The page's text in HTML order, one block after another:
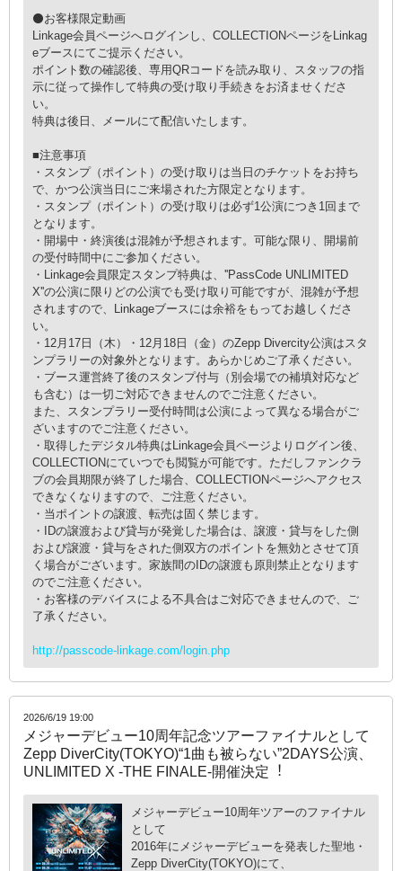
⚫お客様限定動画
Linkage会員ページへログインし、COLLECTIONページをLinkag
eブースにてご提示ください。
ポイント数の確認後、専用QRコードを読み取り、スタッフの指
示に従って操作して特典の受け取り手続きをお済ませくださ
い。
特典は後日、メールにて配信いたします。
■注意事項
・スタンプ（ポイント）の受け取りは当日のチケットをお持ち
で、かつ公演当日にご来場された方限定となります。
・スタンプ（ポイント）の受け取りは必ず1公演につき1回まで
となります。
・開場中・終演後は混雑が予想されます。可能な限り、開場前
の受付時間中にご参加ください。
・Linkage会員限定スタンプ特典は、''PassCode UNLIMITED
X''の公演に限りどの公演でも受け取り可能ですが、混雑が予想
されますので、Linkageブースには余裕をもってお越しくださ
い。
・12⽉17⽇（木）・12⽉18⽇（金）のZepp Divercity公演はスタ
ンプラリーの対象外となります。あらかじめご了承ください。
・ブース運営終了後のスタンプ付与（別会場での補填対応など
も含む）は一切ご対応できませんのでご注意ください。
また、スタンプラリー受付時間は公演によって異なる場合がご
ざいますのでご注意ください。
・取得したデジタル特典はLinkage会員ページよりログイン後、
COLLECTIONにていつでも閲覧が可能です。ただしファンクラ
ブの会員期限が終了した場合、COLLECTIONページへアクセス
できなくなりますので、ご注意ください。
・当ポイントの譲渡、転売は固く禁じます。
・IDの譲渡および貸与が発覚した場合は、譲渡・貸与をした側
および譲渡・貸与をされた側双方のポイントを無効とさせて頂
く場合がございます。家族間のIDの譲渡も原則禁止となります
のでご注意ください。
・お客様のデバイスによる不具合はご対応できませんので、ご
了承ください。
http://passcode-linkage.com/login.php
2026/6/19 19:00
メジャーデビュー10周年記念ツアーファイナルとして
Zepp DiverCity(TOKYO)“1曲も被らない”2DAYS公演、
UNLIMITED X -THE FINALE-開催決定︕
メジャーデビュー10周年ツアーのファイナル
として
2016年にメジャーデビューを発表した聖地・
Zepp DiverCity(TOKYO)にて、